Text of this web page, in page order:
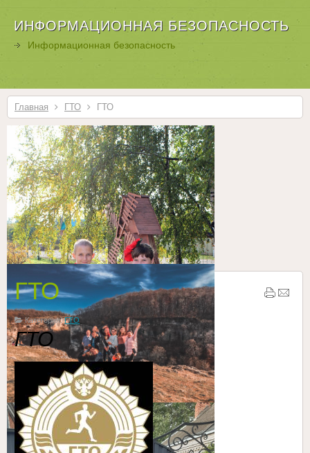
ИНФОРМАЦИОННАЯ БЕЗОПАСНОСТЬ
Информационная безопасность
Главная ГТО ГТО
Бесплатные шаблоны Joomla
ГТО
Категория:ГТО
ГТО